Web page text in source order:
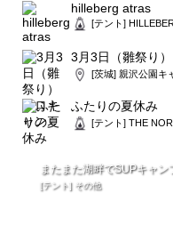
hilleberg atras
[テント]
3月3日（雛祭り
[茨城] 親沢公園キ
ふたりの夏休み
[テント] THE
またまた湖畔でSUPキャ
[テント] その他